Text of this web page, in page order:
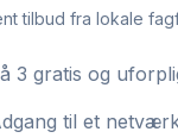
tilbud fra lokale
3 gratis og
til et